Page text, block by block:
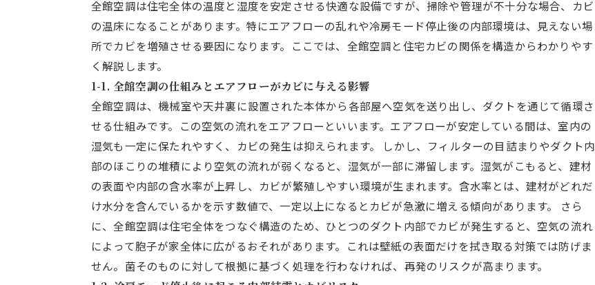
全館空調は住宅全体の温度と湿度を安定させる快適な設備ですが、掃除や管理が不十分な場合、カビ
の温床になることがあります。特にエアフローの乱れや冷房モード停止後の内部環境は、見えない場
所でカビを増殖させる要因になります。ここでは、全館空調と住宅カビの関係を構造からわかりやす
く解説します。
1-1. 全館空調の仕組みとエアフローがカビに与える影響
全館空調は、機械室や天井裏に設置された本体から各部屋へ空気を送り出し、ダクトを通じて循環さ
せる仕組みです。この空気の流れをエアフローといいます。エアフローが安定している間は、室内の
湿気も一定に保たれやすく、カビの発生は抑えられます。 しかし、フィルターの目詰まりやダクト内
部のほこりの堆積により空気の流れが弱くなると、湿気が一部に滞留します。湿気がこもると、建材
の表面や内部の含水率が上昇し、カビが繁殖しやすい環境が生まれます。含水率とは、建材がどれだ
け水分を含んでいるかを示す数値で、一定以上になるとカビが急激に増える傾向があります。 さら
に、全館空調は住宅全体をつなぐ構造のため、ひとつのダクト内部でカビが発生すると、空気の流れ
によって胞子が家全体に広がるおそれがあります。これは壁紙の表面だけを拭き取る対策では防げま
せん。菌そのものに対して根拠に基づく処理を行わなければ、再発のリスクが高まります。